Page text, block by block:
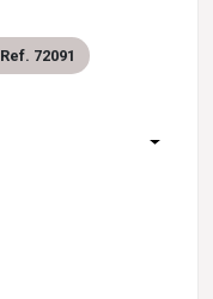
Ref. 72091